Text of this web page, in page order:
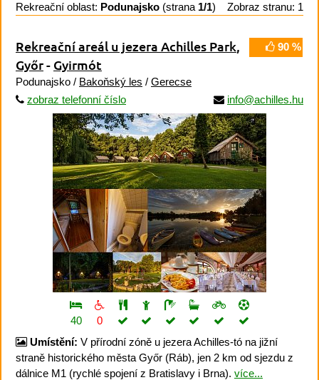
Rekreační oblast: Podunajsko (strana 1/1) Zobraz stranu: 1
90 %
Rekreační areál u jezera Achilles Park,
Győr- Gyirmót
Podunajsko / Bakoňský les / Gerecse
zobraz telefonní číslo
info@achilles.hu
40
0
Umístění: V přírodní zóně u jezera Achilles-tó na jižní
straně historického města Győr (Ráb), jen 2 km od sjezdu z
dálnice M1 (rychlé spojení z Bratislavy i Brna). více...